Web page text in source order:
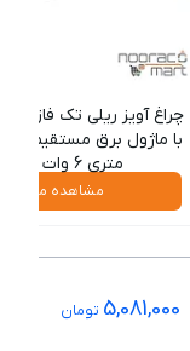
چراغ آویز ریلی تک فاز
متری 6 وات مازی نور
مشاهده
5,081,000 تومان